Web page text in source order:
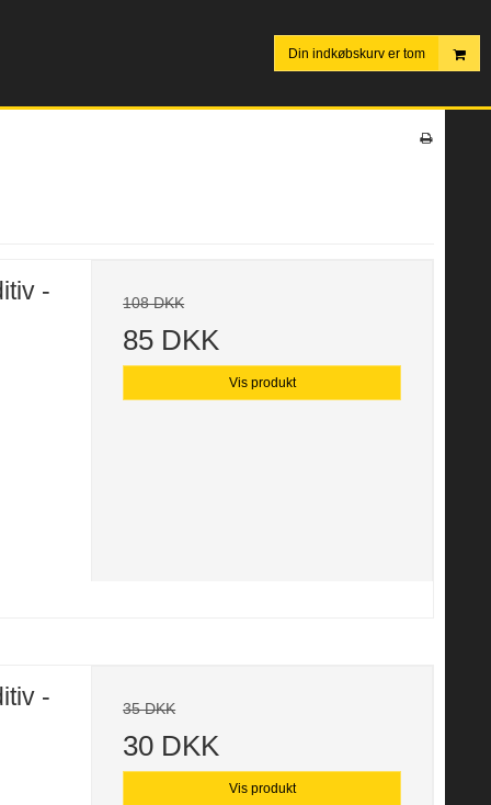
Din indkøbskurv er tom
-
108 DKK
85 DKK
Vis produkt
-
35 DKK
30 DKK
Vis produkt